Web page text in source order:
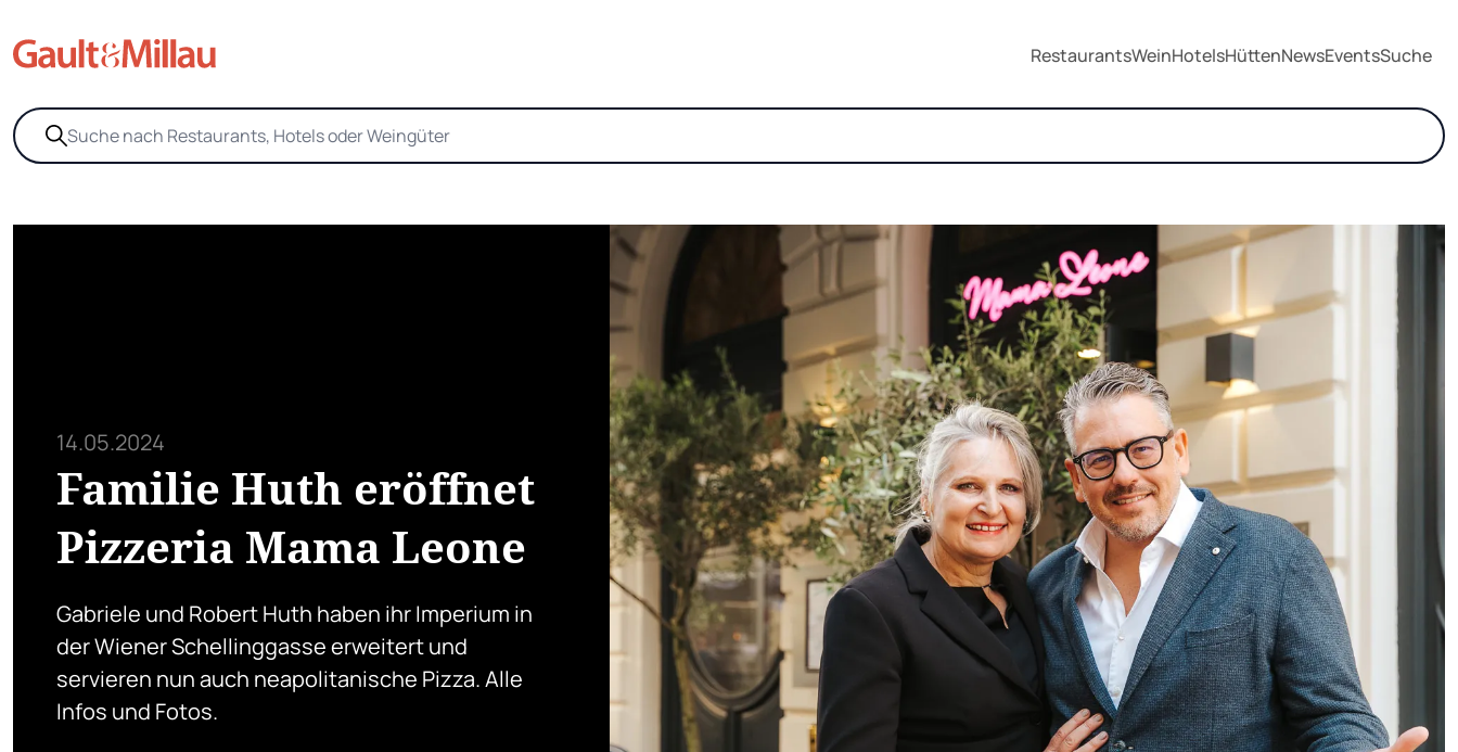
RestaurantsWeinHotelsHüttenNewsEventsSuche
14.05.2024
Familie Huth eröffnet
Pizzeria Mama Leone
Gabriele und Robert Huth haben ihr Imperium in
der Wiener Schellinggasse erweitert und
servieren nun auch neapolitanische Pizza. Alle
Infos und Fotos.